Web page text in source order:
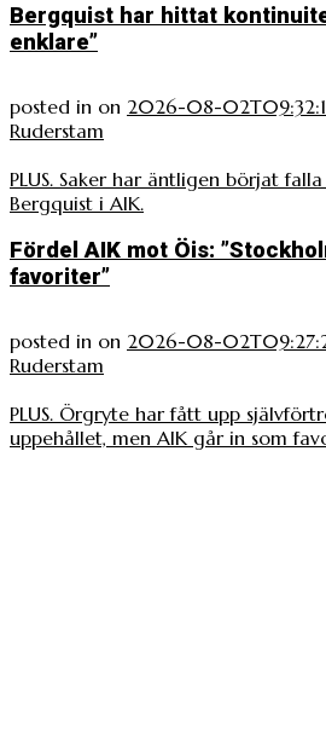
Bergquist har hittat
enklare”
posted in on 2026-08-
Ruderstam
PLUS. Saker har äntligen börjat
Bergquist i AIK.
Fördel AIK mot Öis:
favoriter”
posted in on 2026-08-
Ruderstam
PLUS. Örgryte har fått upp
uppehållet, men AIK går in som